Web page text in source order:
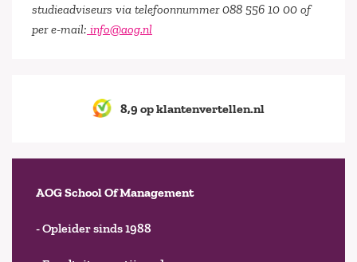
studieadviseurs via telefoonnummer 088 556 10 00 of
per e-mail: info@aog.nl
8,9 op klantenvertellen.nl
AOG School Of Management
- Opleider sinds 1988